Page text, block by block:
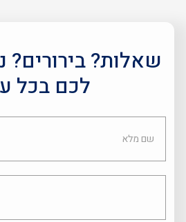
שאלות?
לכם בכל
שם
מלא
אימייל